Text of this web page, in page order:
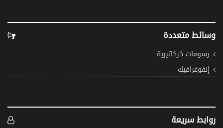
وسائط متعددة
رسومات كركاتيرية
إنفوغرافيك
روابط سريعة